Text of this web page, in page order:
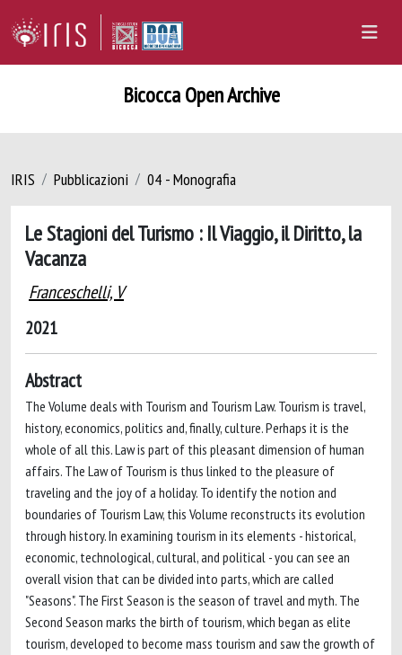
Bicocca Open Archive
IRIS Pubblicazioni 04 - Monografia
Le Stagioni del Turismo : Il Viaggio, il Diritto, la
Vacanza
Franceschelli, V
2021
Abstract
The Volume deals with Tourism and Tourism Law. Tourism is travel,
history, economics, politics and, finally, culture. Perhaps it is the
whole of all this. Law is part of this pleasant dimension of human
affairs. The Law of Tourism is thus linked to the pleasure of
traveling and the joy of a holiday. To identify the notion and
boundaries of Tourism Law, this Volume reconstructs its evolution
through history. In examining tourism in its elements - historical,
economic, technological, cultural, and political - you can see an
overall vision that can be divided into parts, which are called
"Seasons". The First Season is the season of travel and myth. The
Second Season marks the birth of tourism, which began as elite
tourism, developed to become mass tourism and saw the growth of